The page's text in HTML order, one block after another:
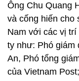
Ông Chu Quang
và cống hiến cho
Nam với các vị
ty như: Phó giám
An, Phó tổng
của Vietnam